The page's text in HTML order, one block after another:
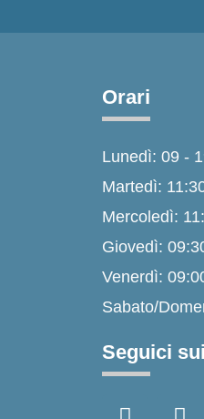
Orari
Lunedì: 09 -
Martedì:
Mercoledì:
Giovedì:
Venerdì:
Sabato/
Seguici